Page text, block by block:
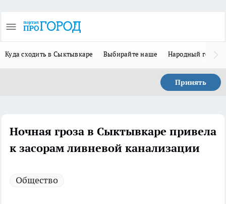
Куда сходить в Сыктывкаре Выбирайте наше Народный герой
Принять
Ночная гроза в Сыктывкаре привела
к засорам ливневой канализации
Общество